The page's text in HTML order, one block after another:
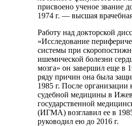
присвоено ученое звание
1974 г. — высшая
Работу над докторской
«Исследование
системы при
ишемической болезни
мозга» он завершил еще в
ряду причин она была
1985 г. После организации
судебной медицины в
государственной
(ИГМА) возглавил ее в
руководил ею до 2016 г.